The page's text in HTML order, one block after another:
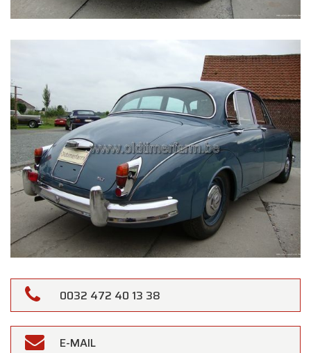
0032 472 40 13 38
E-MAIL